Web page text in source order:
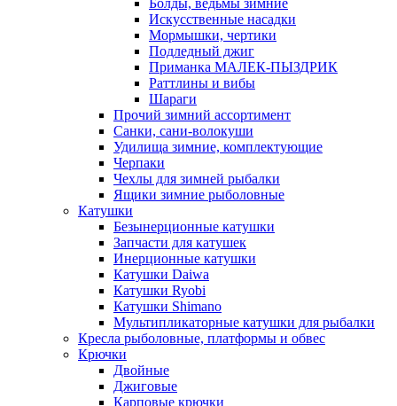
Болды, ведьмы зимние
Искусственные насадки
Мормышки, чертики
Подледный джиг
Приманка МАЛЕК-ПЫЗДРИК
Раттлины и вибы
Шараги
Прочий зимний ассортимент
Санки, сани-волокуши
Удилища зимние, комплектующие
Черпаки
Чехлы для зимней рыбалки
Ящики зимние рыболовные
Катушки
Безынерционные катушки
Запчасти для катушек
Инерционные катушки
Катушки Daiwa
Катушки Ryobi
Катушки Shimano
Мультипликаторные катушки для рыбалки
Кресла рыболовные, платформы и обвес
Крючки
Двойные
Джиговые
Карповые крючки